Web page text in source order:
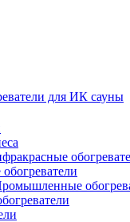
для ИК сауны